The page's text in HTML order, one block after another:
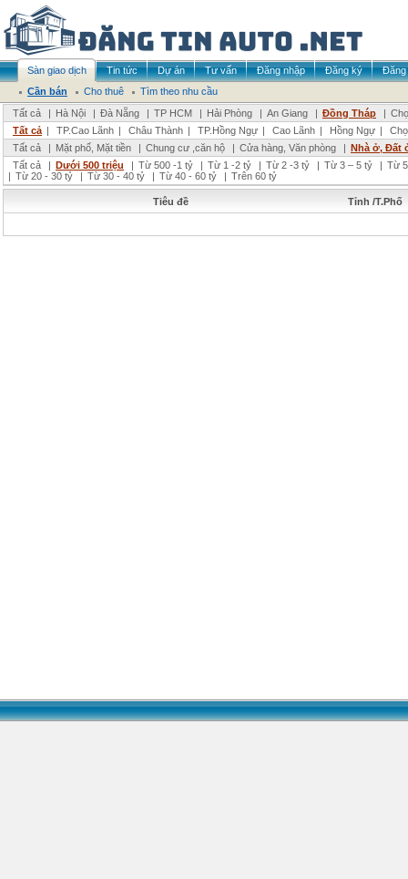
Sàn giao dịch Tin tức Dự án Tư vấn Đăng nhập Đăng ký
Đăng
Cần bán
Cho thuê
Tìm theo nhu cầu
Tất cả
| Hà Nội | Đà Nẵng | TP HCM | Hải Phòng | An Giang | Đồng Tháp |
Tất cả | TP.Cao Lãnh | Châu Thành | TP.Hồng Ngự | Cao Lãnh | Hồng Ngự |
Tất cả
| Mặt phố, Mặt tiền | Chung cư ,căn hộ | Cửa hàng, Văn phòng | Nhà ở, Đất
Tất cả
| Dưới 500 triệu | Từ 500 -1 tỷ | Từ 1 -2 tỷ | Từ 2 -3 tỷ | Từ 3 – 5 tỷ | Từ
| Từ 20 - 30 tỷ | Từ 30 - 40 tỷ | Từ 40 - 60 tỷ | Trên 60 tỷ
Tiêu đề Tỉnh /T.Phố